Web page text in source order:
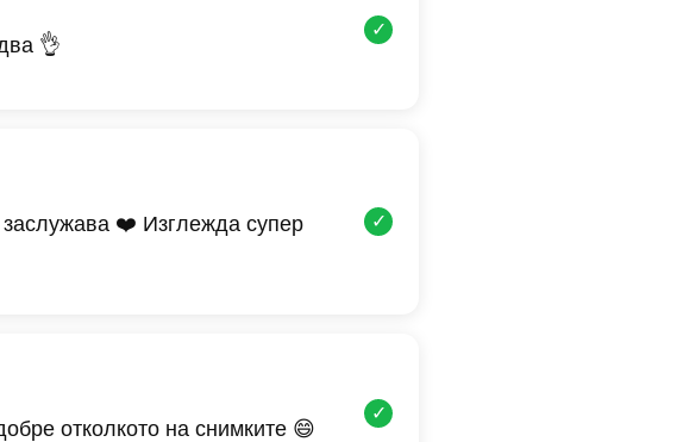
👌
✓
заслужава ❤️ Изглежда супер
✓
отколкото на снимките 😄
✓